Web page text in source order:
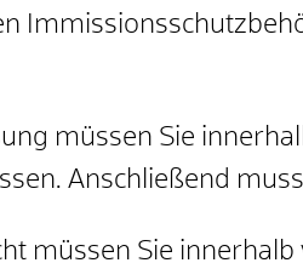
müssen Sie
Anschließend
müssen Sie